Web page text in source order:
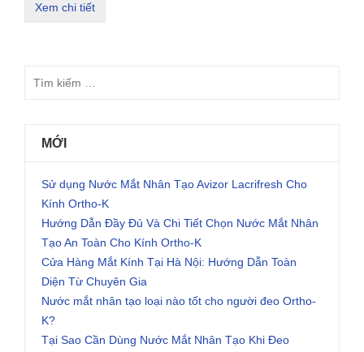
Xem chi tiết
MỚI
Sử dụng Nước Mắt Nhân Tạo Avizor Lacrifresh Cho
Kính Ortho-K
Hướng Dẫn Đầy Đủ Và Chi Tiết Chọn Nước Mắt Nhân
Tạo An Toàn Cho Kính Ortho-K
Cửa Hàng Mắt Kính Tại Hà Nội: Hướng Dẫn Toàn
Diện Từ Chuyên Gia
Nước mắt nhân tạo loại nào tốt cho người đeo Ortho-
K?
Tại Sao Cần Dùng Nước Mắt Nhân Tạo Khi Đeo